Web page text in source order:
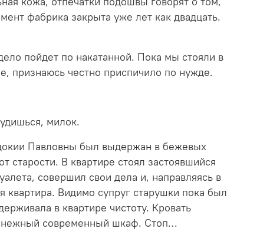
фабрика закрыта уже лет как двадцать.
пойдет по накатанной. Пока мы стояли в
признаюсь честно приспичило по нужде.
милок.
Павловны был выдержан в бежевых
старости. В квартире стоял застоявшийся
совершил свои дела и, направляясь в
квартира. Видимо супруг старушки пока был
в квартире чистоту. Кровать
современный шкаф. Стоп…